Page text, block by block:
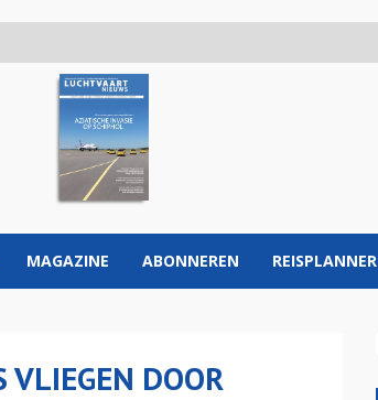
MAGAZINE ABONNEREN REISPLANNER
VLIEGEN DOOR